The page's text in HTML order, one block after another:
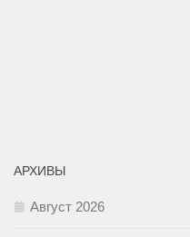
АРХИВЫ
Август 2026